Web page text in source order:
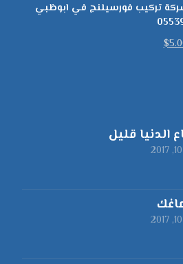
تركيب فورسيلنج في ابوظبي
$
الدنيا قليل